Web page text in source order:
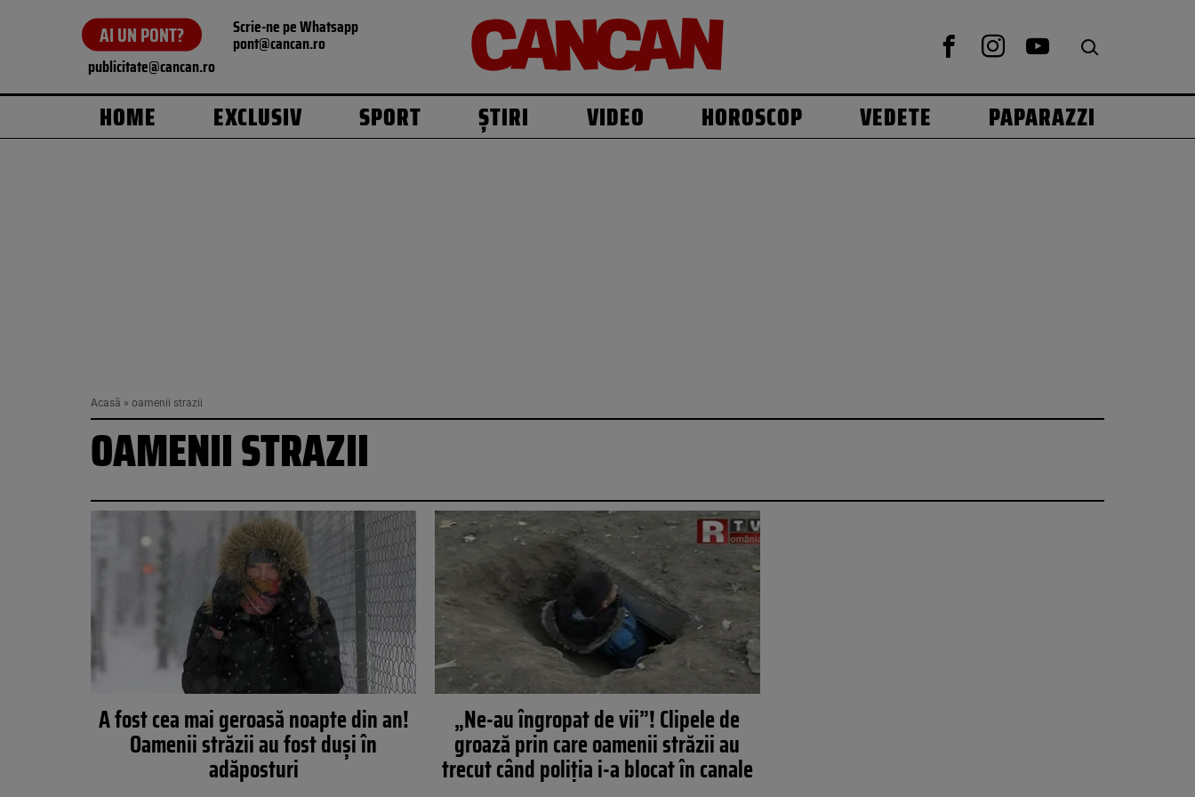
AI UN PONT? Scrie-ne pe Whatsapp
pont@cancan.ro
publicitate@cancan.ro
HOME EXCLUSIV SPORT ȘTIRI VIDEO HOROSCOP VEDETE PAPARAZZI
Acasă » oamenii strazii
OAMENII STRAZII
A fost cea mai geroasă noapte din an!
Oamenii străzii au fost duși în
adăposturi
„Ne-au îngropat de vii”! Clipele de
groază prin care oamenii străzii au
trecut când poliţia i-a blocat în canale